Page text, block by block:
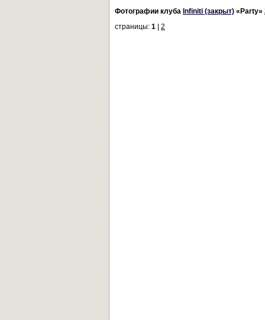
Фотографии клуба Infiniti (закрыт) «Party»
страницы: 1 2